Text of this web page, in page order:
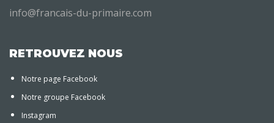
info@francais-du-primaire.com
RETROUVEZ NOUS
Notre page Facebook
Notre groupe Facebook
Instagram